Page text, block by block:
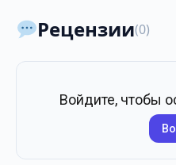
Рецензии(0)
Войдите, чтобы